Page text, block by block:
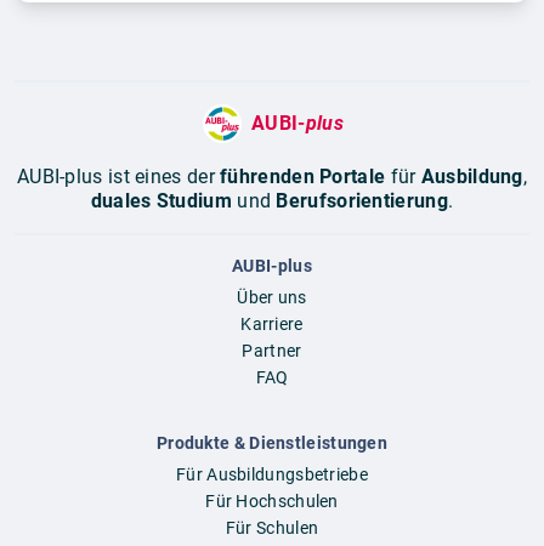
AUBI-plus
AUBI-plus ist eines derführenden Portale für Ausbildung,
duales Studium und Berufsorientierung.
AUBI-plus
Über uns
Karriere
Partner
FAQ
Produkte & Dienstleistungen
Für Ausbildungsbetriebe
Für Hochschulen
Für Schulen